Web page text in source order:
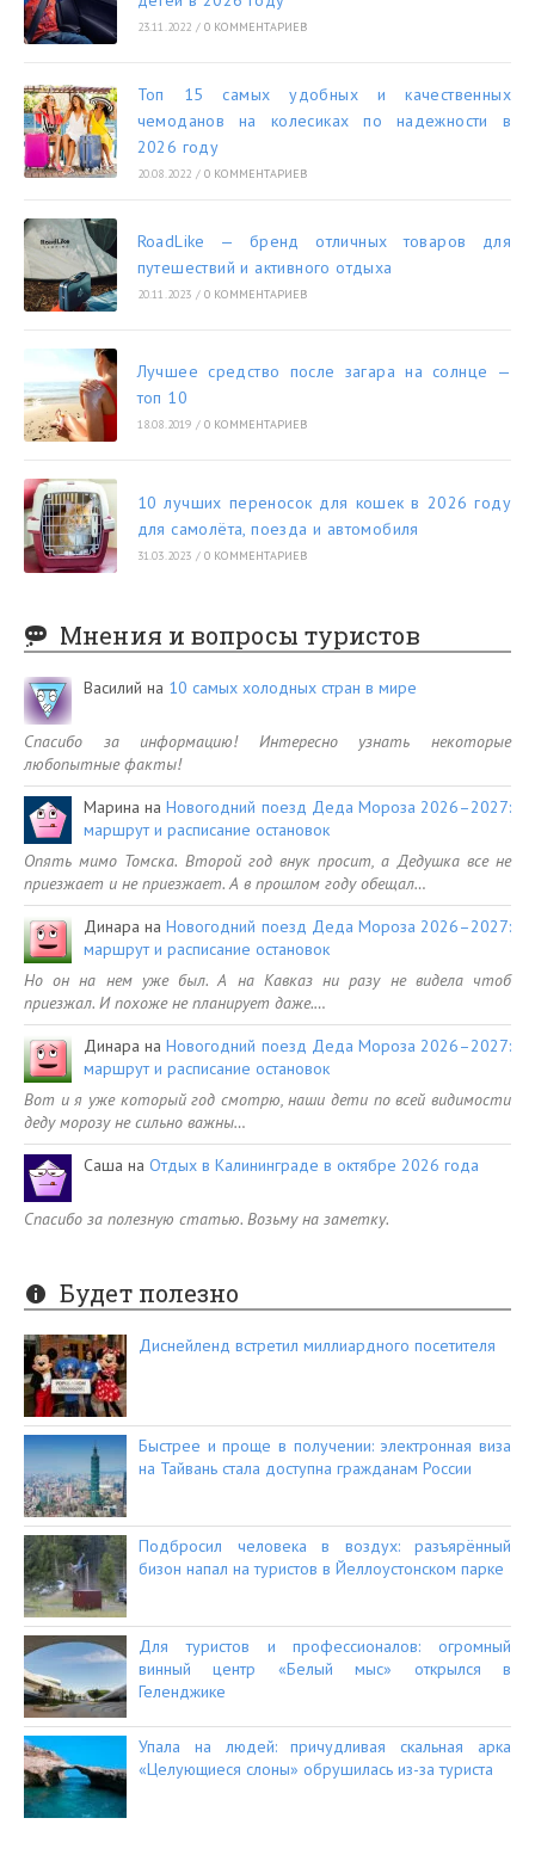
23.11.2022 / 0 КОММЕНТАРИЕВ
Топ 15 самых удобных и качественных
чемоданов на колесиках по надежности в
2026 году
20.08.2022 / 0 КОММЕНТАРИЕВ
RoadLike — бренд отличных товаров для
путешествий и активного отдыха
20.11.2023 / 0 КОММЕНТАРИЕВ
Лучшее средство после загара на солнце —
топ 10
18.08.2019 / 0 КОММЕНТАРИЕВ
10 лучших переносок для кошек в 2026 году
для самолёта, поезда и автомобиля
31.03.2023 / 0 КОММЕНТАРИЕВ
Мнения и вопросы туристов
Василий на 10 самых холодных стран в мире
Спасибо за информацию! Интересно узнать некоторые
любопытные факты!
Марина наНовогодний поезд Деда Мороза 2026–2027:
маршрут и расписание остановок
Опять мимо Томска. Второй год внук просит, а Дедушка все не
приезжает и не приезжает. А в прошлом году обещал…
Динара наНовогодний поезд Деда Мороза 2026–2027:
маршрут и расписание остановок
Но он на нем уже был. А на Кавказ ни разу не видела чтоб
приезжал. И похоже не планирует даже.…
Динара наНовогодний поезд Деда Мороза 2026–2027:
маршрут и расписание остановок
Вот и я уже который год смотрю, наши дети по всей видимости
деду морозу не сильно важны…
Саша на Отдых в Калининграде в октябре 2026 года
Спасибо за полезную статью. Возьму на заметку.
Будет полезно
Диснейленд встретил миллиардного посетителя
Быстрее и проще в получении: электронная виза
на Тайвань стала доступна гражданам России
Подбросил человека в воздух: разъярённый
бизон напал на туристов в Йеллоустонском парке
Для туристов и профессионалов: огромный
винный центр «Белый мыс» открылся в
Геленджике
Упала на людей: причудливая скальная арка
«Целующиеся слоны» обрушилась из-за туриста